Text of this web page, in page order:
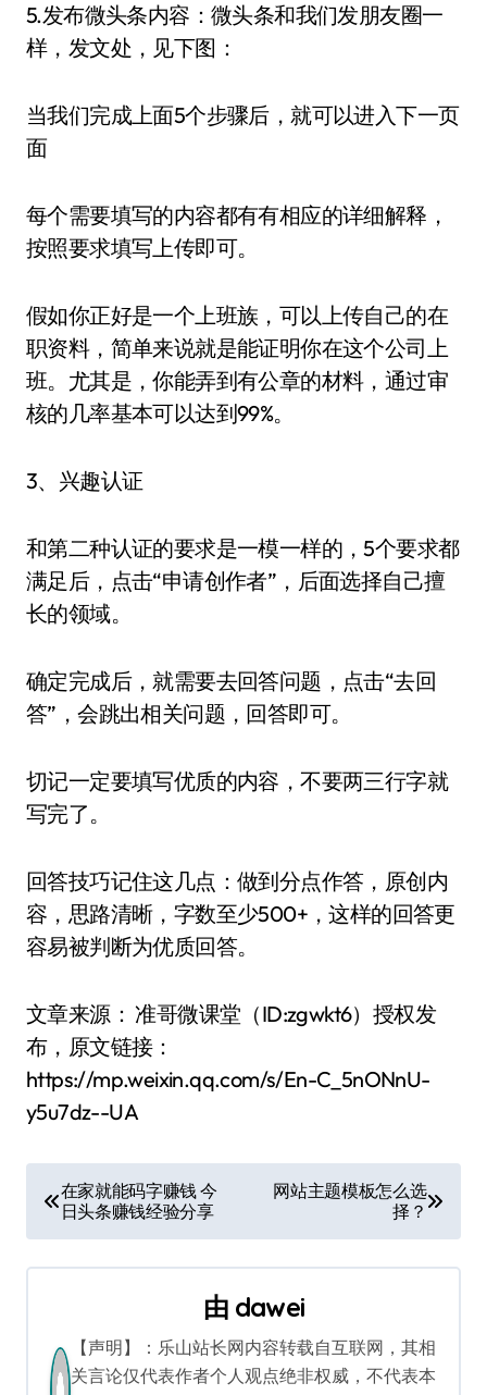
5.发布微头条内容：微头条和我们发朋友圈一
样，发文处，见下图：
当我们完成上面5个步骤后，就可以进入下一页
面
每个需要填写的内容都有有相应的详细解释，
按照要求填写上传即可。
假如你正好是一个上班族，可以上传自己的在
职资料，简单来说就是能证明你在这个公司上
班。尤其是，你能弄到有公章的材料，通过审
核的几率基本可以达到99%。
3、兴趣认证
和第二种认证的要求是一模一样的，5个要求都
满足后，点击“申请创作者”，后面选择自己擅
长的领域。
确定完成后，就需要去回答问题，点击“去回
答”，会跳出相关问题，回答即可。
切记一定要填写优质的内容，不要两三行字就
写完了。
回答技巧记住这几点：做到分点作答，原创内
容，思路清晰，字数至少500+，这样的回答更
容易被判断为优质回答。
文章来源： 准哥微课堂（ID:zgwkt6）授权发
布，原文链接：
https://mp.weixin.qq.com/s/En-C_5nONnU-
y5u7dz--UA
文
章
导
在家就能码字赚钱 今
日头条赚钱经验分享
网站主题模板怎么选
择？
由 dawei
【声明】：乐山站长网内容转载自互联网，其相
关言论仅代表作者个人观点绝非权威，不代表本